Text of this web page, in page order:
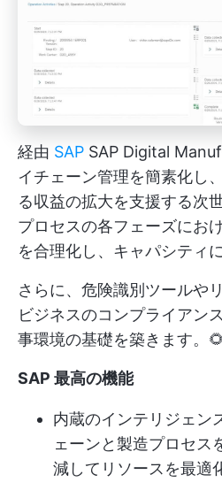
経由 SAP SAP Digital
イチェーン管理を簡素化し
る収益の拡大を支援する次
プロセスの各フェーズにお
を合理化し、キャパシティ
さらに、危険識別ツールや
ビジネスのコンプライアン
事環境の基礎を築きます。🌻
SAP 最高の機能
内蔵のインテリジェン
ェーンと製造プロセス
減してリソースを最適